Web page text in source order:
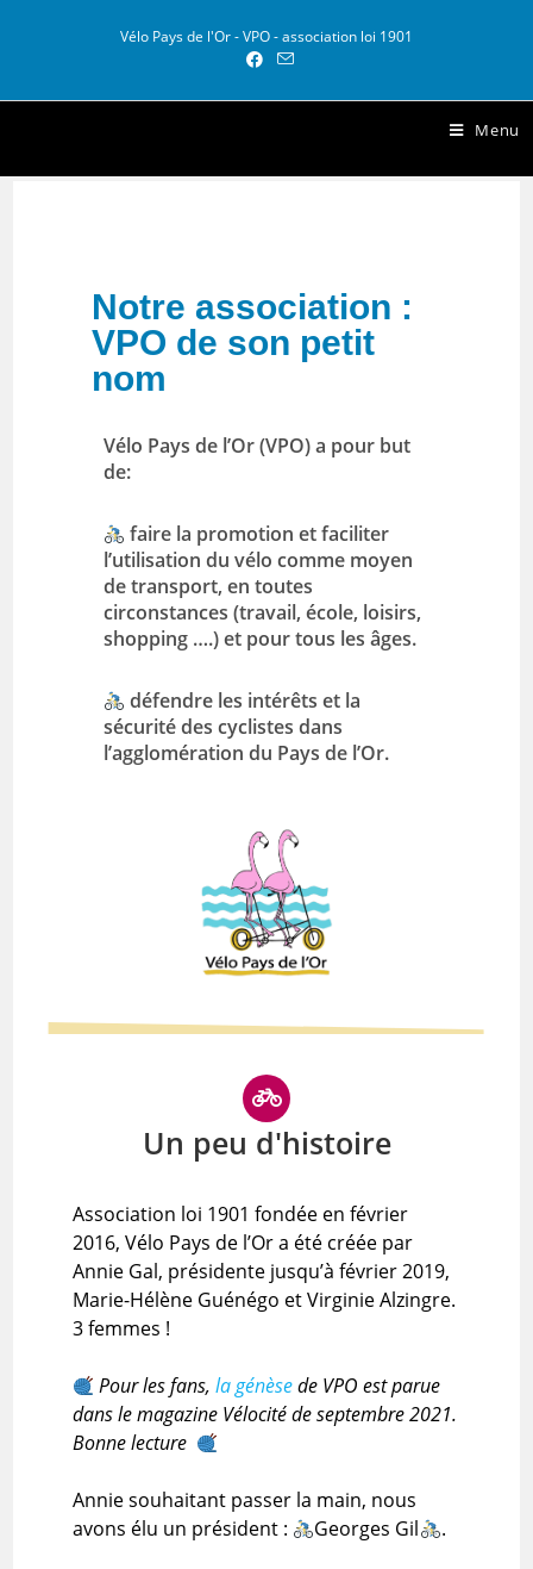
Vélo Pays de l'Or - VPO - association loi 1901
Menu
Notre association :
VPO de son petit
nom
Vélo Pays de l’Or (VPO) a pour but
de:
faire la promotion et faciliter
l’utilisation du vélo comme moyen
de transport, en toutes
circonstances (travail, école, loisirs,
shopping ….) et pour tous les âges.
défendre les intérêts et la
sécurité des cyclistes dans
l’agglomération du Pays de l’Or.
Un peu d'histoire
Association loi 1901 fondée en février
2016, Vélo Pays de l’Or a été créée par
Annie Gal, présidente jusqu’à février 2019,
Marie-Hélène Guénégo et Virginie Alzingre.
3 femmes !
Pour les fans,la génèsede VPO est parue
dans le magazine Vélocité de septembre 2021.
Bonne lecture
Annie souhaitant passer la main, nous
avons élu un président :
Georges Gil .